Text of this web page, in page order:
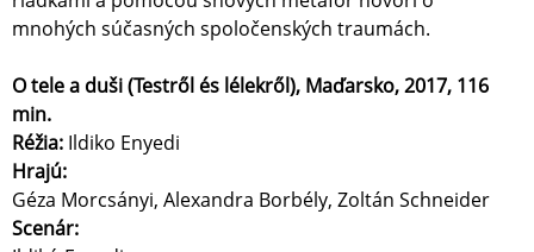
mnohých súčasných spoločenských traumách.
O tele a duši (Testről és lélekről​), Maďarsko, 2017, 116
min.
Réžia: Ildiko Enyedi
Hrajú:
Géza Morcsányi, Alexandra Borbély, Zoltán Schneider
Scenár: